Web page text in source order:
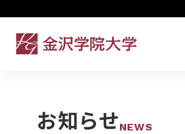
お知らせNEWS